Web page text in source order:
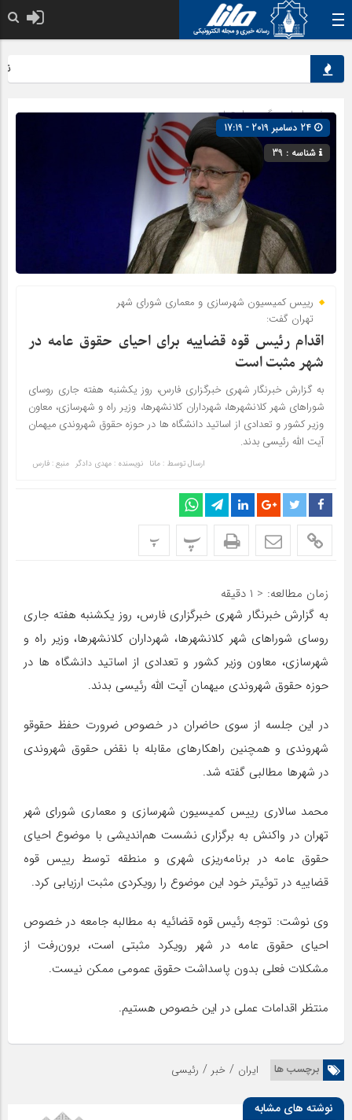
صفحه اصلی» گروه »اجتماعی
شناسه : 39
رییس کمیسیون شهرسازی و معماری شورای شهر
تهران گفت:
اقدام رئیس قوه قضاییه برای احیای حقوق عامه در
شهر مثبت است
به گزارش خبرنگار شهری خبرگزاری فارس، روز یکشنبه هفته جاری روسای
شوراهای شهر کلانشهرها، شهرداران کلانشهرها، وزیر راه و شهرسازی، معاون
وزیر کشور و تعدادی از اساتید دانشگاه ها در حوزه حقوق شهروندی میهمان
آیت الله رئیسی بدند.
ارسال توسط : مانا نویسنده : مهدی دادگر منبع : فارس
پ پ
زمان مطالعه: < 1
دقیقه
به گزارش خبرنگار شهری خبرگزاری فارس، روز یکشنبه هفته جاری
روسای شوراهای شهر کلانشهرها، شهرداران کلانشهرها، وزیر راه و
شهرسازی، معاون وزیر کشور و تعدادی از اساتید دانشگاه ها در
حوزه حقوق شهروندی میهمان آیت الله رئیسی بدند.
در این جلسه از سوی حاضران در خصوص ضرورت حفظ حقوقو
شهروندی و همچنین راهکارهای مقابله با نقض حقوق شهروندی
در شهرها مطالبی گفته شد.
محمد سالاری رییس کمیسیون شهرسازی و معماری شورای شهر
تهران در واکنش به برگزاری نشست هم‌اندیشی با موضوع احیای
حقوق عامه در برنامه‌ریزی شهری و منطقه‌ توسط رییس قوه
قضاییه در توئیتر خود این موضوع را رویکردی مثبت ارزیابی کرد.
وی نوشت: توجه رئیس قوه قضائیه به مطالبه جامعه در خصوص
احیای حقوق عامه در شهر رویکرد مثبتی است، برون‌رفت از
مشکلات فعلی بدون پاسداشت حقوق عمومی ممکن نیست.
منتظر اقدامات عملی در این خصوص هستیم.
برچسب ها ایران / خبر / رئیسی
نوشته های مشابه